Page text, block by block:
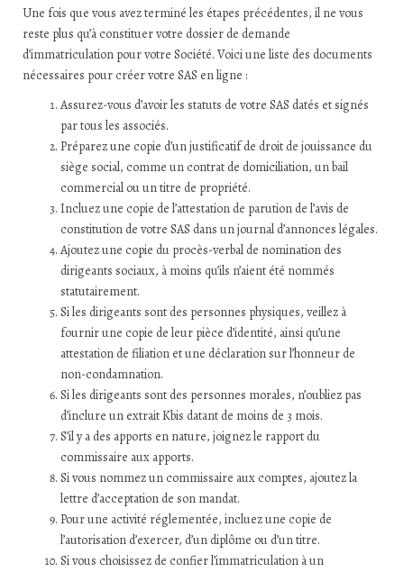
Une fois que vous avez terminé les étapes précédentes, il ne vous
reste plus qu’à constituer votre dossier de demande
d’immatriculation pour votre Société. Voici une liste des documents
nécessaires pour créer votre SAS en ligne :
Assurez-vous d’avoir les statuts de votre SAS datés et signés
par tous les associés.
Préparez une copie d’un justificatif de droit de jouissance du
siège social, comme un contrat de domiciliation, un bail
commercial ou un titre de propriété.
Incluez une copie de l’attestation de parution de l’avis de
constitution de votre SAS dans un journal d’annonces légales.
Ajoutez une copie du procès-verbal de nomination des
dirigeants sociaux, à moins qu’ils n’aient été nommés
statutairement.
Si les dirigeants sont des personnes physiques, veillez à
fournir une copie de leur pièce d’identité, ainsi qu’une
attestation de filiation et une déclaration sur l’honneur de
non-condamnation.
Si les dirigeants sont des personnes morales, n’oubliez pas
d’inclure un extrait Kbis datant de moins de 3 mois.
S’il y a des apports en nature, joignez le rapport du
commissaire aux apports.
Si vous nommez un commissaire aux comptes, ajoutez la
lettre d’acceptation de son mandat.
Pour une activité réglementée, incluez une copie de
l’autorisation d’exercer, d’un diplôme ou d’un titre.
Si vous choisissez de confier l’immatriculation à un